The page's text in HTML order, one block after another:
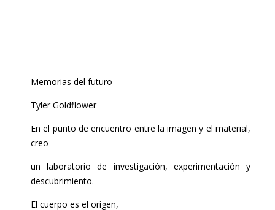
Memorias del futuro
Tyler Goldflower
En el punto de encuentro entre la imagen y el material,
creo
un laboratorio de investigación, experimentación y
descubrimiento.
El cuerpo es el origen,